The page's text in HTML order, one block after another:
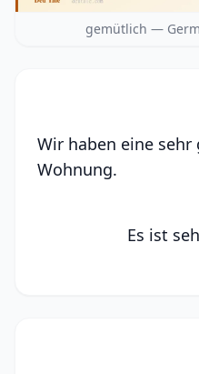
gemütlich —
Wir haben eine
Wohnung.
Es ist